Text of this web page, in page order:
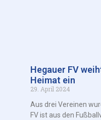
Hegauer FV
Heimat ein
29. April 2024
Aus drei Vereinen
FV ist aus den